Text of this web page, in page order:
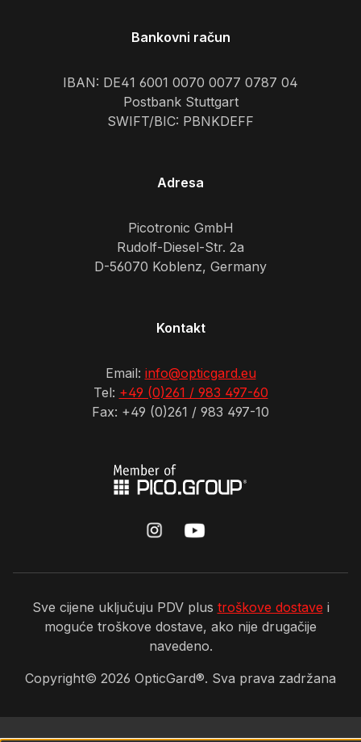
Bankovni račun
IBAN: DE41 6001 0070 0077 0787 04
Postbank Stuttgart
SWIFT/BIC: PBNKDEFF
Adresa
Picotronic GmbH
Rudolf-Diesel-Str. 2a
D-56070 Koblenz, Germany
Kontakt
Email: info@opticgard.eu
Tel: +49 (0)261 / 983 497-60
Fax: +49 (0)261 / 983 497-10
Sve cijene uključuju PDV plus troškove dostave i
moguće troškove dostave, ako nije drugačije
navedeno.
Copyright© 2026 OpticGard®. Sva prava zadržana